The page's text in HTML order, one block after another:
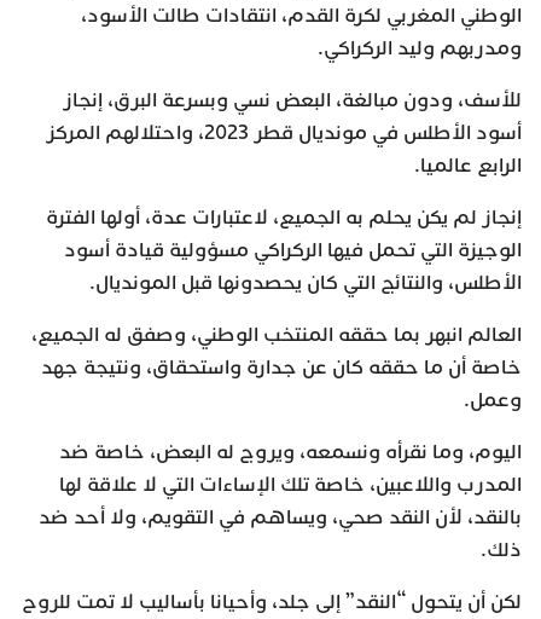
الوطني المغربي لكرة القدم، انتقادات طالت الأسود،
ومدربهم وليد الركراكي.
للأسف، ودون مبالغة، البعض نسي وبسرعة البرق، إنجاز
أسود الأطلس في مونديال قطر 2023، واحتلالهم المركز
الرابع عالميا.
إنجاز لم يكن يحلم به الجميع، لاعتبارات عدة، أولها الفترة
الوجيزة التي تحمل فيها الركراكي مسؤولية قيادة أسود
الأطلس، والنتائج التي كان يحصدونها قبل المونديال.
العالم انبهر بما حققه المنتخب الوطني، وصفق له الجميع،
خاصة أن ما حققه كان عن جدارة واستحقاق، ونتيجة جهد
وعمل.
اليوم، وما نقرأه ونسمعه، ويروج له البعض، خاصة ضد
المدرب واللاعبين، خاصة تلك الإساءات التي لا علاقة لها
بالنقد، لأن النقد صحي، ويساهم في التقويم، ولا أحد ضد
ذلك.
لكن أن يتحول “النقد” إلى جلد، وأحيانا بأساليب لا تمت للروح